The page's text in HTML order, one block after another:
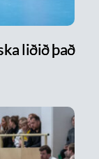
liðið það